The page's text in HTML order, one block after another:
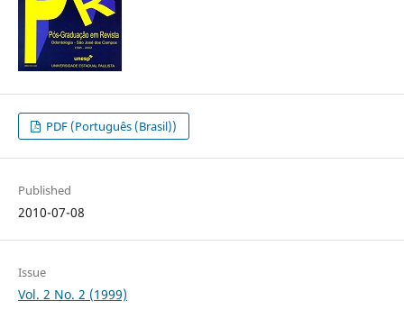
PDF (Português (Brasil))
Published
2010-07-08
Issue
Vol. 2 No. 2 (1999)